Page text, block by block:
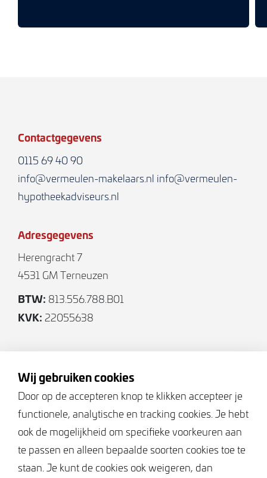
Contactgegevens
0115 69 40 90
info@vermeulen-makelaars.nl info@vermeulen-
hypotheekadviseurs.nl
Adresgegevens
Herengracht 7
4531 GM Terneuzen
BTW: 813.556.788.B01
KVK: 22055638
Keurmerken
Wij gebruiken cookies
Door op de accepteren knop te klikken accepteer je
functionele, analytische en tracking cookies. Je hebt
ook de mogelijkheid om specifieke voorkeuren aan
te passen en alleen bepaalde soorten cookies toe te
staan. Je kunt de cookies ook weigeren, dan